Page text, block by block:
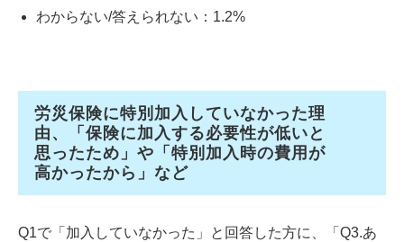
わからない/答えられない：1.2%
労災保険に特別加入していなかった理
由、「保険に加入する必要性が低いと
思ったため」や「特別加入時の費用が
高かったから」など
Q1で「加入していなかった」と回答した方に、「Q3.あ